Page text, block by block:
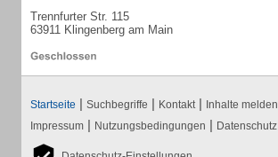
Trennfurter Str. 115
63911 Klingenberg am Main
Startseite | Suchbegriffe | Kontakt | Inhalte melden
Impressum | Nutzungsbedingungen | Datenschutz